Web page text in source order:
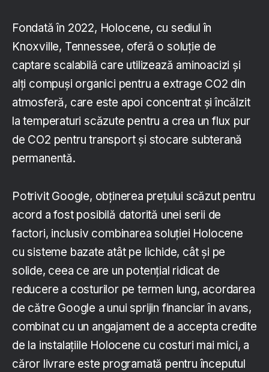
Fondată în 2022, Holocene, cu sediul în
Knoxville, Tennessee, oferă o soluție de
captare scalabilă care utilizează aminoacizi și
alți compuși organici pentru a extrage CO2 din
atmosferă, care este apoi concentrat și încălzit
la temperaturi scăzute pentru a crea un flux pur
de CO2 pentru transport și stocare subterană
permanentă.
Potrivit Google, obținerea prețului scăzut pentru
acord a fost posibilă datorită unei serii de
factori, inclusiv combinarea soluției Holocene
cu sisteme bazate atât pe lichide, cât și pe
solide, ceea ce are un potențial ridicat de
reducere a costurilor pe termen lung, acordarea
de către Google a unui sprijin financiar în avans,
combinat cu un angajament de a accepta credite
de la instalațiile Holocene cu costuri mai mici, a
căror livrare este programată pentru începutul